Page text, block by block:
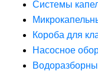
Системы
Короба для
Насосное